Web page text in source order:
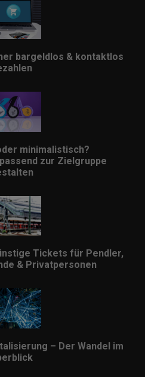
bargeldlos & kontaktlos
minimalistisch?
zur Zielgruppe
Tickets für Pendler,
& Privatpersonen
– Der Wandel im